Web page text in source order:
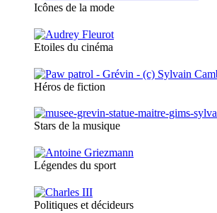
Icônes de la mode
Etoiles du cinéma
Héros de fiction
Stars de la musique
Légendes du sport
Politiques et décideurs